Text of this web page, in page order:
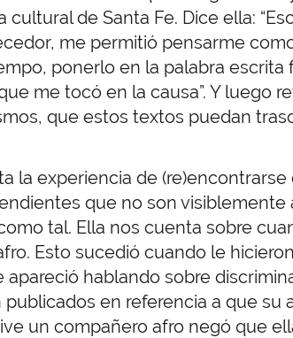
de Santa Fe. Dice ella:
me permitió pensarme
ponerlo en la palabra escrita
me tocó en la causa”. Y luego
que estos textos puedan
la experiencia de
que no son visiblemente
tal. Ella nos cuenta sobre
Esto sucedió cuando le
apareció hablando sobre
en referencia a que su
un compañero afro negó que